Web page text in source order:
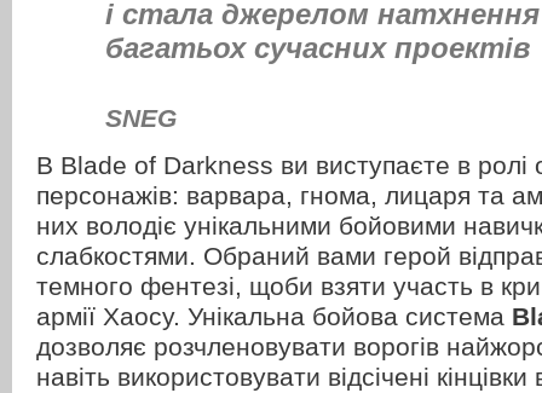
і стала джерелом
багатьох сучасних проектів
SNEG
В Blade of Darkness ви виступаєте в ролі
персонажів: варвара, гнома, лицаря та
них володіє унікальними бойовими
слабкостями. Обраний вами герой
темного фентезі, щоби взяти участь в
армії Хаосу. Унікальна бойова система
дозволяє розчленовувати ворогів
навіть використовувати відсічені кінцівки